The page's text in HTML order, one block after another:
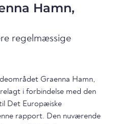
Hamn,
regelmæssige
Graenna Hamn,
i forbindelse med den
Det Europæiske
rapport. Den nuværende